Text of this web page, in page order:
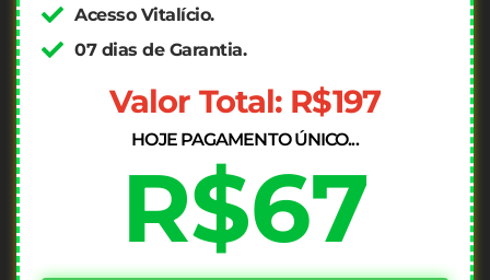
Acesso Vitalício.
07 dias de Garantia.
Valor Total: R$197
HOJE PAGAMENTO ÚNICO...
R$67